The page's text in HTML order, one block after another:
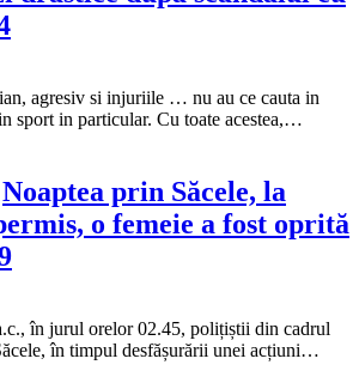
agresiv si injuriile … nu au ce cauta in
sport in particular. Cu toate acestea,…
Noaptea prin Săcele, la
o femeie a fost oprită
în jurul orelor 02.45, polițiștii din cadrul
în timpul desfășurării unei acțiuni…